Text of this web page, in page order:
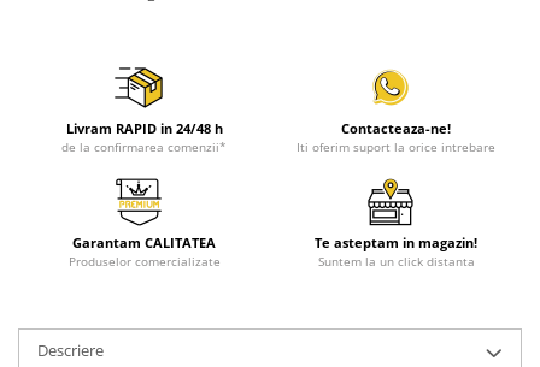
Livram RAPID in 24/48 h
de la confirmarea comenzii*
Contacteaza-ne!
Iti oferim suport la orice intrebare
Garantam CALITATEA
Produselor comercializate
Te asteptam in magazin!
Suntem la un click distanta
Descriere